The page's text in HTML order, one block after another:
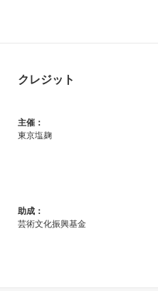
クレジット
主催：
東京塩麹
助成：
芸術文化振興基金